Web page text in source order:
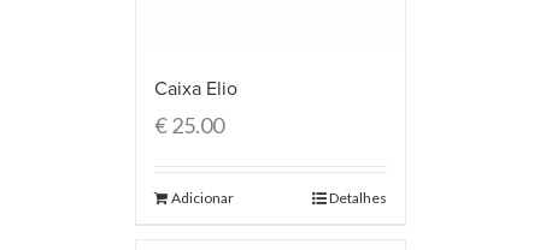
Caixa Elio
€25.00
Adicionar Detalhes